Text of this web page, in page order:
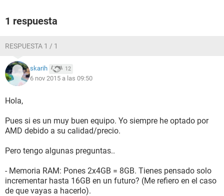
1 respuesta
RESPUESTA 1 / 1
skarih 12
6 nov 2015 a las 09:50
Hola,
Pues si es un muy buen equipo. Yo siempre he optado por
AMD debido a su calidad/precio.
Pero tengo algunas preguntas..
- Memoria RAM: Pones 2x4GB = 8GB. Tienes pensado solo
incrementar hasta 16GB en un futuro? (Me refiero en el caso
de que vayas a hacerlo).